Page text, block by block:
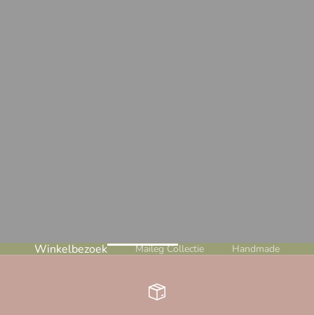
Winkelbezoek Maileg Collectie Handmade